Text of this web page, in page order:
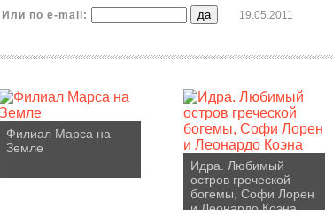
Или по e-mail: 19.05.2011
Филиал Марса на
Земле
Идра. Любимый
остров греческой
богемы, Софи Лорен
и Леонардо Коэна